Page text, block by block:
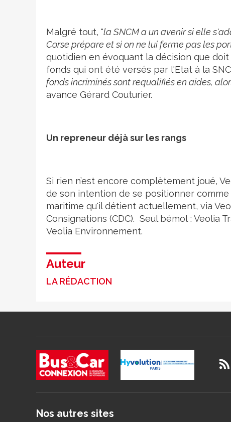
Malgré tout, "la SNCM a un avenir si elle
Corse prépare et si on ne lui ferme pas les
quotidien en évoquant la décision que
fonds qui ont été versés par l'Etat à la
fonds incriminés sont requalifiés en aides,
avance Gérard Couturier.
Un repreneur déjà sur les rangs
Si rien n’est encore complètement joué,
de son intention de se positionner
maritime qu'il détient actuellement, via
Consignations (CDC). Seul bémol : Veolia
Veolia Environnement.
Auteur
LA RÉDACTION
Nos autres sites